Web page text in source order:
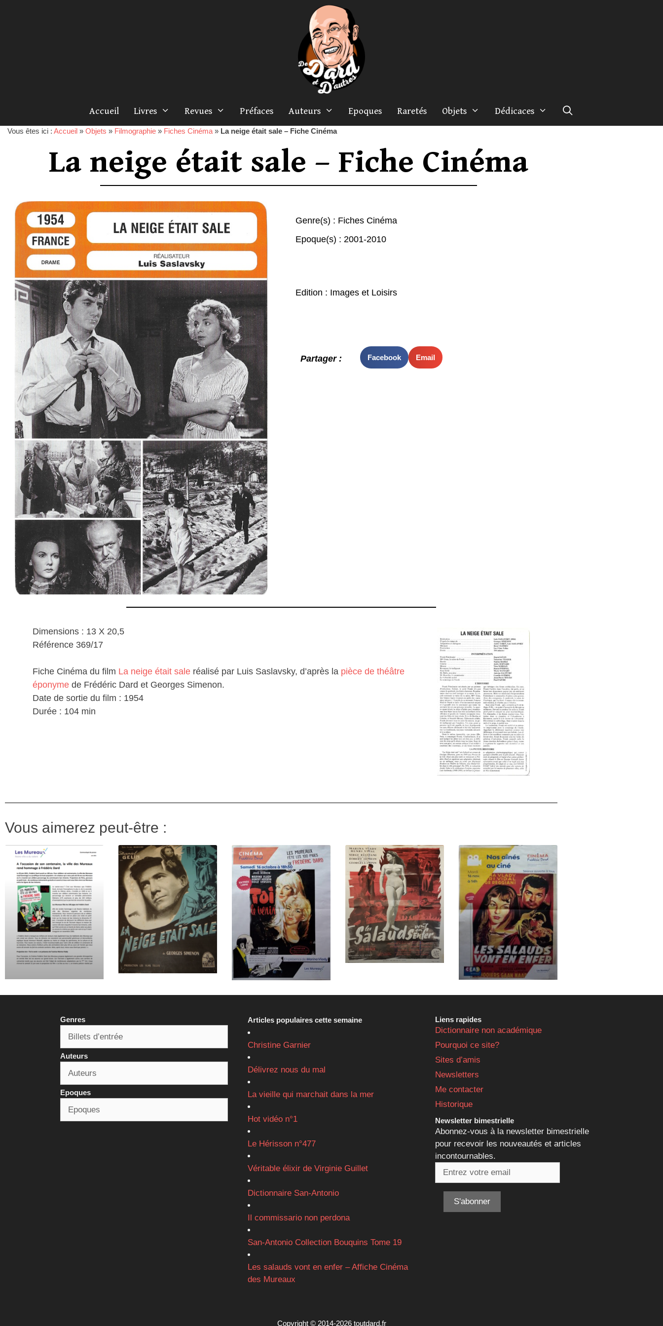
Accueil Livres Revues Préfaces Auteurs Epoques Raretés Objets Dédicaces
Vous êtes ici : Accueil » Objets » Filmographie » Fiches Cinéma » La neige était sale – Fiche Cinéma
La neige était sale – Fiche Cinéma
Genre(s) : Fiches Cinéma
Epoque(s) : 2001-2010
Edition : Images et Loisirs
Partager : Facebook Email
Dimensions : 13 X 20,5
Référence 369/17
Fiche Cinéma du film La neige était sale réalisé par Luis Saslavsky, d’après la pièce de théâtre
éponyme de Frédéric Dard et Georges Simenon.
Date de sortie du film : 1954
Durée : 104 min
Vous aimerez peut-être :
Genres
Auteurs
Epoques
Articles populaires cette semaine
Christine Garnier
Délivrez nous du mal
La vieille qui marchait dans la mer
Hot vidéo n°1
Le Hérisson n°477
Véritable élixir de Virginie Guillet
Dictionnaire San-Antonio
Il commissario non perdona
San-Antonio Collection Bouquins Tome 19
Les salauds vont en enfer – Affiche Cinéma
des Mureaux
Liens rapides
Dictionnaire non académique
Pourquoi ce site?
Sites d’amis
Newsletters
Me contacter
Historique
Newsletter bimestrielle
Abonnez-vous à la newsletter bimestrielle
pour recevoir les nouveautés et articles
incontournables.
Copyright © 2014-2026 toutdard.fr